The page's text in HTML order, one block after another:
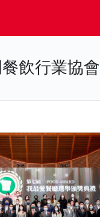
飲行業協會